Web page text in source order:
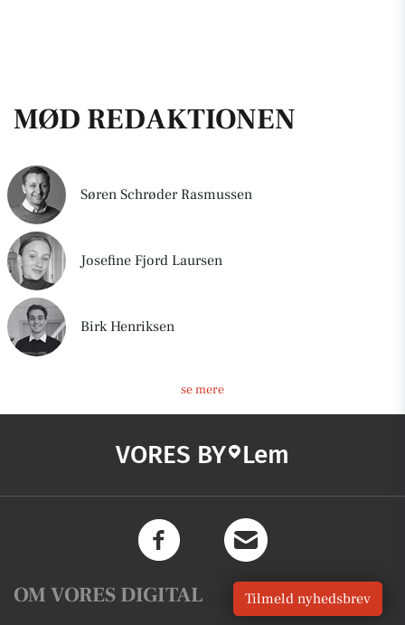
MØD REDAKTIONEN
Søren Schrøder Rasmussen
Josefine Fjord Laursen
Birk Henriksen
se mere
VORES BY Lem
OM VORES DIGITAL Tilmeld nyhedsbrev